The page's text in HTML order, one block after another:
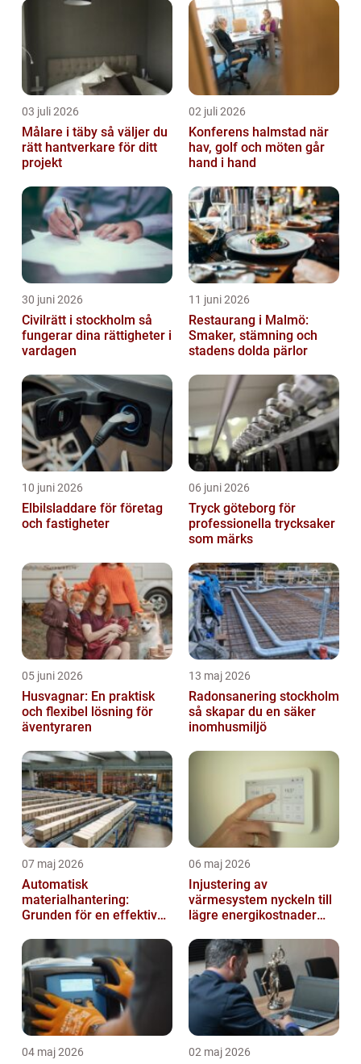
03 juli 2026
Målare i täby så väljer du
rätt hantverkare för ditt
projekt
02 juli 2026
Konferens halmstad när
hav, golf och möten går
hand i hand
30 juni 2026
Civilrätt i stockholm så
fungerar dina rättigheter i
vardagen
11 juni 2026
Restaurang i Malmö:
Smaker, stämning och
stadens dolda pärlor
10 juni 2026
Elbilsladdare för företag
och fastigheter
06 juni 2026
Tryck göteborg för
professionella trycksaker
som märks
05 juni 2026
Husvagnar: En praktisk
och flexibel lösning för
äventyraren
13 maj 2026
Radonsanering stockholm
så skapar du en säker
inomhusmiljö
07 maj 2026
Automatisk
materialhantering:
Grunden för en effektiv
06 maj 2026
Injustering av
värmesystem nyckeln till
lägre energikostnader
inomhusklimat
04 maj 2026 02 maj 2026